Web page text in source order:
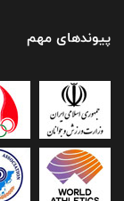
پیوندهای مهم